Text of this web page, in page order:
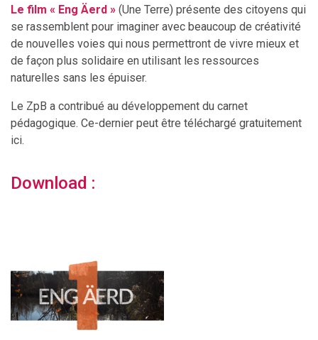
Le film « Eng Äerd » (Une Terre) présente des citoyens qui
se rassemblent pour imaginer avec beaucoup de créativité
de nouvelles voies qui nous permettront de vivre mieux et
de façon plus solidaire en utilisant les ressources
naturelles sans les épuiser.
Le ZpB a contribué au développement du carnet
pédagogique. Ce-dernier peut être téléchargé gratuitement
ici.
Download :